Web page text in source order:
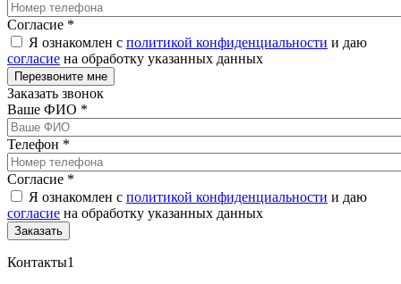
Согласие *
Я ознакомлен с политикой конфиденциальности и даю
согласие на обработку указанных данных
Заказать звонок
Ваше ФИО *
Телефон *
Согласие *
Я ознакомлен с политикой конфиденциальности и даю
согласие на обработку указанных данных
Контакты1